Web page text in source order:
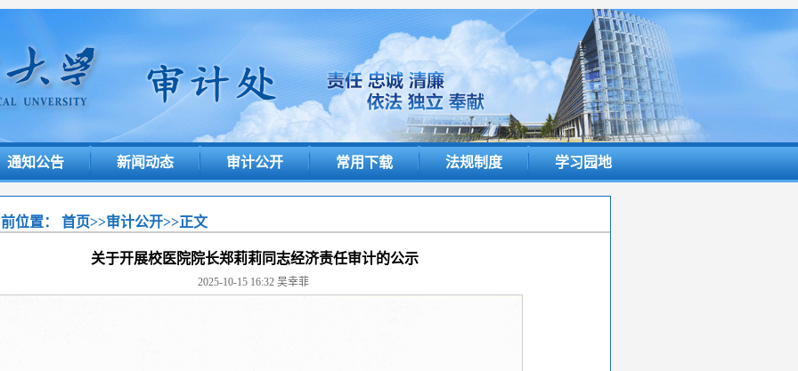
通知公告 新闻动态 审计公开 常用下载 法规制度 学习园地
位置： 首页>>审计公开>>正文
关于开展校医院院长郑莉莉同志经济责任审计的公示
2025-10-15 16:32 吴幸菲